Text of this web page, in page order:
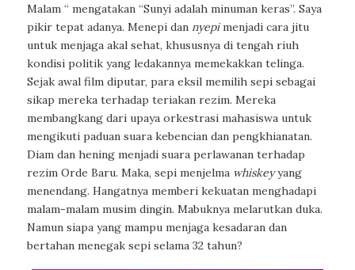
Malam “ mengatakan “Sunyi adalah minuman keras”. Saya
pikir tepat adanya. Menepi dan nyepimenjadi cara jitu
untuk menjaga akal sehat, khususnya di tengah riuh
kondisi politik yang ledakannya memekakkan telinga.
Sejak awal film diputar, para eksil memilih sepi sebagai
sikap mereka terhadap teriakan rezim. Mereka
membangkang dari upaya orkestrasi mahasiswa untuk
mengikuti paduan suara kebencian dan pengkhianatan.
Diam dan hening menjadi suara perlawanan terhadap
rezim Orde Baru. Maka, sepi menjelma whiskeyyang
menendang. Hangatnya memberi kekuatan menghadapi
malam-malam musim dingin. Mabuknya melarutkan duka.
Namun siapa yang mampu menjaga kesadaran dan
bertahan menegak sepi selama 32 tahun?